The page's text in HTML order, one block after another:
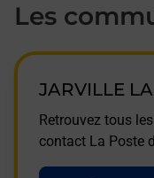
Les
JARVILLE
Retrouvez tous
contact La Poste